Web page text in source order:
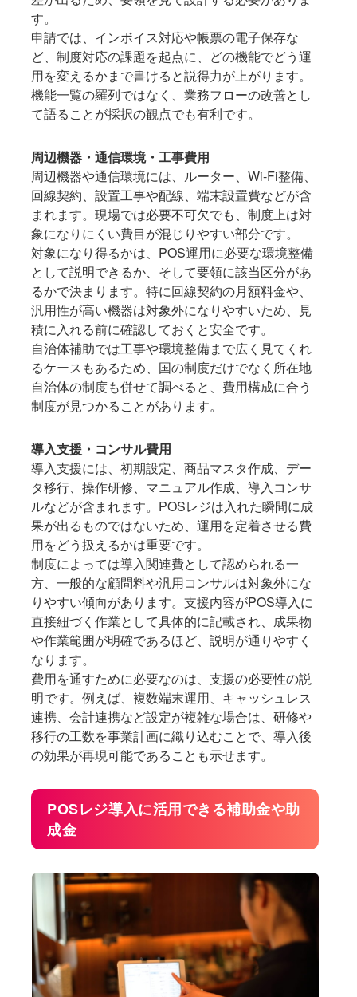
す。
申請では、インボイス対応や帳票の電子保存な
ど、制度対応の課題を起点に、どの機能でどう運
用を変えるかまで書けると説得力が上がります。
機能一覧の羅列ではなく、業務フローの改善とし
て語ることが採択の観点でも有利です。
周辺機器・通信環境・工事費用
周辺機器や通信環境には、ルーター、Wi-Fi整備、
回線契約、設置工事や配線、端末設置費などが含
まれます。現場では必要不可欠でも、制度上は対
象になりにくい費目が混じりやすい部分です。
対象になり得るかは、POS運用に必要な環境整備
として説明できるか、そして要領に該当区分があ
るかで決まります。特に回線契約の月額料金や、
汎用性が高い機器は対象外になりやすいため、見
積に入れる前に確認しておくと安全です。
自治体補助では工事や環境整備まで広く見てくれ
るケースもあるため、国の制度だけでなく所在地
自治体の制度も併せて調べると、費用構成に合う
制度が見つかることがあります。
導入支援・コンサル費用
導入支援には、初期設定、商品マスタ作成、デー
タ移行、操作研修、マニュアル作成、導入コンサ
ルなどが含まれます。POSレジは入れた瞬間に成
果が出るものではないため、運用を定着させる費
用をどう扱えるかは重要です。
制度によっては導入関連費として認められる一
方、一般的な顧問料や汎用コンサルは対象外にな
りやすい傾向があります。支援内容がPOS導入に
直接紐づく作業として具体的に記載され、成果物
や作業範囲が明確であるほど、説明が通りやすく
なります。
費用を通すために必要なのは、支援の必要性の説
明です。例えば、複数端末運用、キャッシュレス
連携、会計連携など設定が複雑な場合は、研修や
移行の工数を事業計画に織り込むことで、導入後
の効果が再現可能であることも示せます。
POSレジ導入に活用できる補助金や助
成金